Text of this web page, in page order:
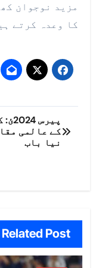
مزید نوجوان
کا وعدہ کرتے
پوسٹوں
کی
پیرس
کے عالمی
نیا باب
Related Post